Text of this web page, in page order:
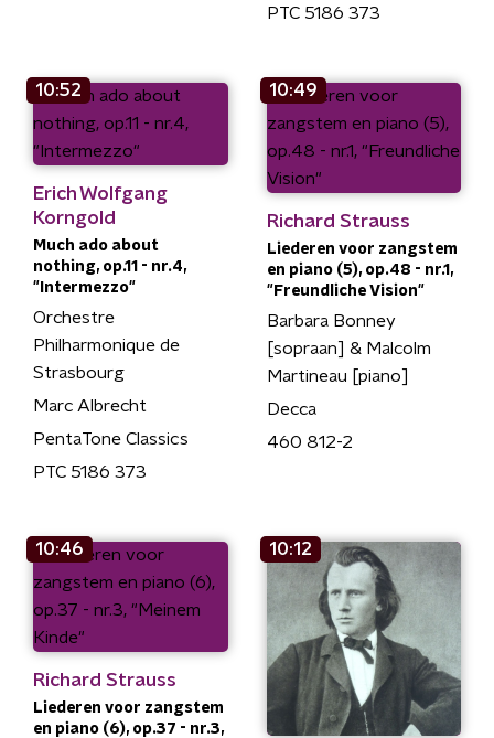
PTC 5186 373
10:52
Erich Wolfgang
Korngold
Much ado about
nothing, op.11 - nr.4,
"Intermezzo"
Orchestre
Philharmonique de
Strasbourg
Marc Albrecht
PentaTone Classics
PTC 5186 373
10:49
Richard Strauss
Liederen voor zangstem
en piano (5), op.48 - nr.1,
"Freundliche Vision"
Barbara Bonney
[sopraan] & Malcolm
Martineau [piano]
Decca
460 812-2
10:46
Richard Strauss
Liederen voor zangstem
en piano (6), op.37 - nr.3,
10:12